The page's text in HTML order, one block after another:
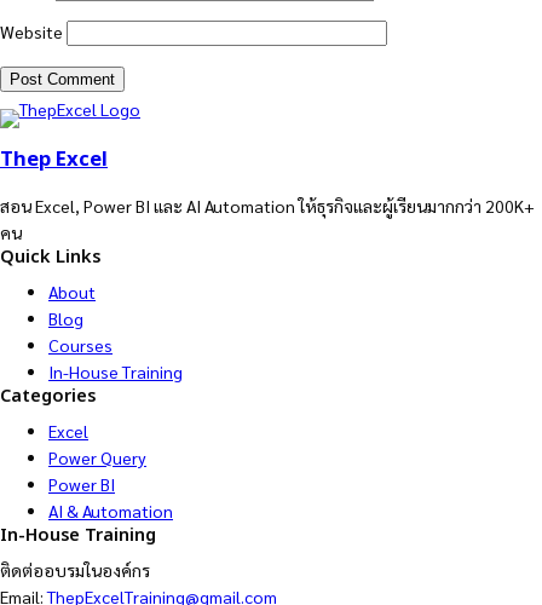
Website
Thep Excel
สอน Excel, Power BI และ AI Automation ให้ธุรกิจและผู้เรียนมากกว่า 200K+
คน
Quick Links
About
Blog
Courses
In-House Training
Categories
Excel
Power Query
Power BI
AI & Automation
In-House Training
ติดต่ออบรมในองค์กร
Email:ThepExcelTraining@gmail.com